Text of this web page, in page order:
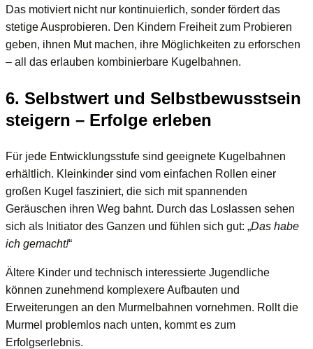
Das motiviert nicht nur kontinuierlich, sonder fördert das
stetige Ausprobieren. Den Kindern Freiheit zum Probieren
geben, ihnen Mut machen, ihre Möglichkeiten zu erforschen
– all das erlauben kombinierbare Kugelbahnen.
6. Selbstwert und Selbstbewusstsein
steigern – Erfolge erleben
Für jede Entwicklungsstufe sind geeignete Kugelbahnen
erhältlich. Kleinkinder sind vom einfachen Rollen einer
großen Kugel fasziniert, die sich mit spannenden
Geräuschen ihren Weg bahnt. Durch das Loslassen sehen
sich als Initiator des Ganzen und fühlen sich gut: „Das habe
ich gemacht!“
Ältere Kinder und technisch interessierte Jugendliche
können zunehmend komplexere Aufbauten und
Erweiterungen an den Murmelbahnen vornehmen. Rollt die
Murmel problemlos nach unten, kommt es zum
Erfolgserlebnis.